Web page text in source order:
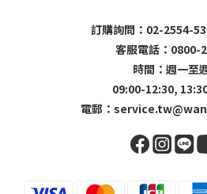
訂購詢問：02-2554-
客服電話：0800-
時間：週一至
09:00-12:30,
電郵：